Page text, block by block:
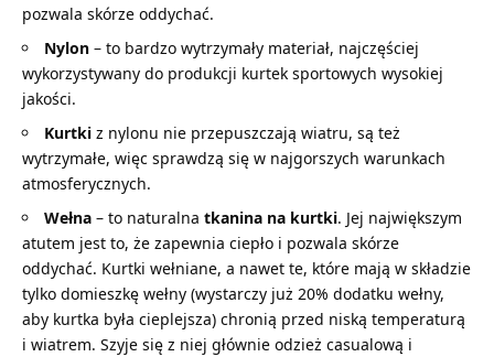
pozwala skórze oddychać.
Nylon – to bardzo wytrzymały materiał, najczęściej
wykorzystywany do produkcji kurtek sportowych wysokiej
jakości.
Kurtki z nylonu nie przepuszczają wiatru, są też
wytrzymałe, więc sprawdzą się w najgorszych warunkach
atmosferycznych.
Wełna – to naturalna tkanina na kurtki. Jej największym
atutem jest to, że zapewnia ciepło i pozwala skórze
oddychać. Kurtki wełniane, a nawet te, które mają w składzie
tylko domieszkę wełny (wystarczy już 20% dodatku wełny,
aby kurtka była cieplejsza) chronią przed niską temperaturą
i wiatrem. Szyje się z niej głównie odzież casualową i